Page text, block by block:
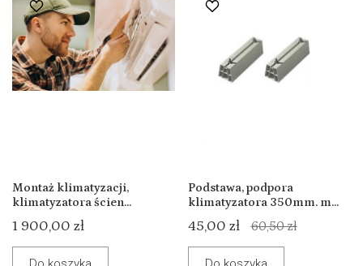
Montaż klimatyzacji,
klimatyzatora ścien...
1 900,00 zł
Podstawa, podpora
klimatyzatora 350mm. m...
45,00 zł 60,50 zł